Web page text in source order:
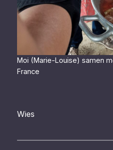
Moi (Marie-Louise) samen
France
Wies